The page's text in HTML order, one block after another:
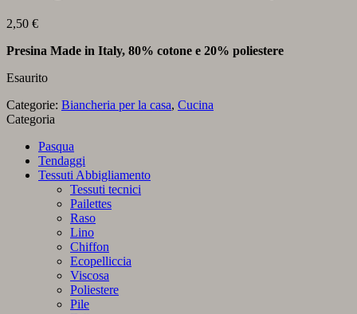
2,50 €
Presina Made in Italy, 80% cotone e 20% poliestere
Esaurito
Categorie: Biancheria per la casa, Cucina
Categoria
Pasqua
Tendaggi
Tessuti Abbigliamento
Tessuti tecnici
Pailettes
Raso
Lino
Chiffon
Ecopelliccia
Viscosa
Poliestere
Pile